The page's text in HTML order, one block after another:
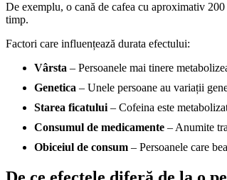
De exemplu, o cană de cafea cu aproximativ
timp.
Factori care influențează durata efectului:
Vârsta – Persoanele mai tinere
Genetica – Unele persoane au variații
Starea ficatului – Cofeina este
Consumul de medicamente – Anumite
Obiceiul de consum – Persoanele care